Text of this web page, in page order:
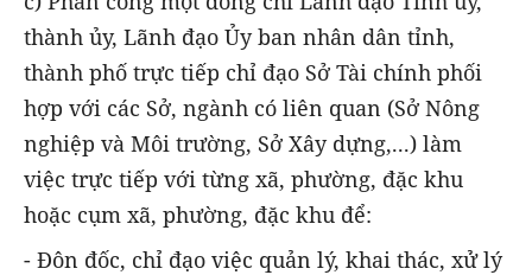
thành ủy, Lãnh đạo Ủy ban nhân dân tỉnh,
thành phố trực tiếp chỉ đạo Sở Tài chính phối
hợp với các Sở, ngành có liên quan (Sở Nông
nghiệp và Môi trường, Sở Xây dựng,...) làm
việc trực tiếp với từng xã, phường, đặc khu
hoặc cụm xã, phường, đặc khu để:
- Đôn đốc, chỉ đạo việc quản lý, khai thác, xử lý